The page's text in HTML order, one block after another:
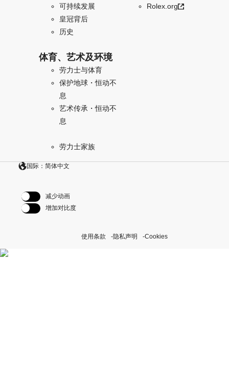
可持续发展
皇冠背后
历史
体育、艺术及环境
劳力士与体育
保护地球・恒动不
息
艺术传承・恒动不
息
劳力士家族
Rolex.org
国际：简体中文
减少动画
增加对比度
使用条款 隐私声明 Cookies